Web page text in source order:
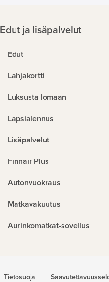
Edut ja lisäpalvelut
Edut
Lahjakortti
Luksusta lomaan
Lapsialennus
Lisäpalvelut
Finnair Plus
Autonvuokraus
Matkavakuutus
Aurinkomatkat-sovellus
Tietosuoja